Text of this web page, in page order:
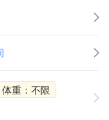
体重：不限